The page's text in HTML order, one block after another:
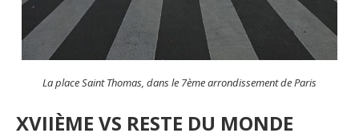
La place Saint Thomas, dans le 7ème arrondissement de Paris
XVIIÈME VS RESTE DU MONDE